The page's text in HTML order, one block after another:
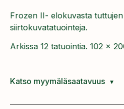
Frozen II- elokuvasta
siirtokuvatatuointeja.
Arkissa 12 tatuointia. 102 x
Katso myymäläsaatavuus